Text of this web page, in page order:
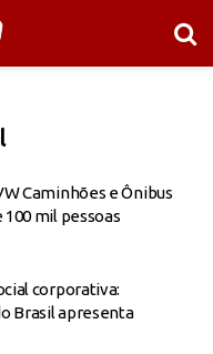
Caminhões e Ônibus
mil pessoas
corporativa:
Brasil apresenta